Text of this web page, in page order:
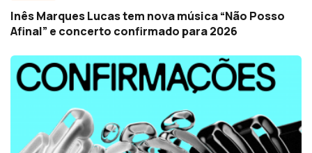
Inês Marques Lucas tem nova música “Não Posso
Afinal” e concerto confirmado para 2026